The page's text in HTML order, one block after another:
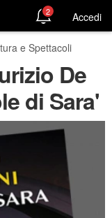
2 Accedi
e Spettacoli
De
di Sara'